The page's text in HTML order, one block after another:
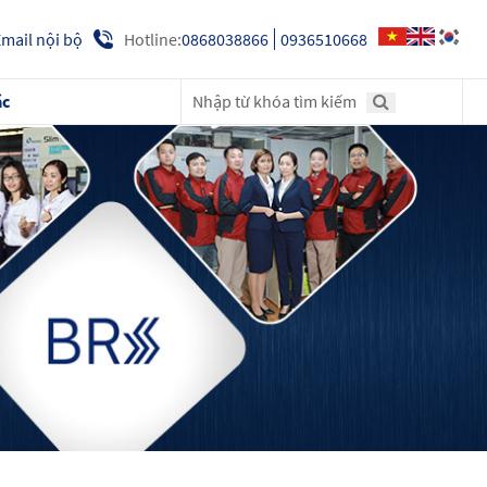
nội bộ Hotline:0868038866 0936510668